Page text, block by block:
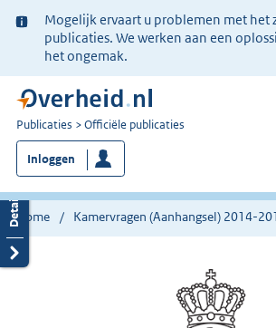
Ter
informatie:
Mogelijk ervaart u problemen met het
publicaties. We werken aan een
het ongemak.
U
bent
nu
hier:
Publicaties Officiële publicaties
Inloggen
Home Kamervragen (Aanhangsel) 2014-